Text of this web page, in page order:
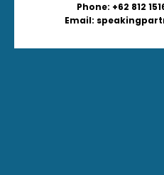
Phone: +62 812
Email: